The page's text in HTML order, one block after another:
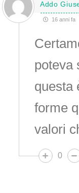
Addo
16 anni fa
poteva
questa
forme
valori
0